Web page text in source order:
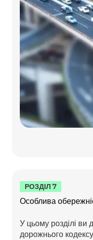
РОЗДІЛ 7
Особлива
У цьому розділі ви
дорожнього